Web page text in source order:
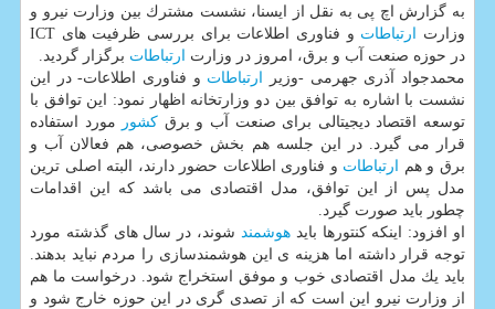
به گزارش اچ پی به نقل از ایسنا، نشست مشترك بین وزارت نیرو و
وزارت ارتباطات
و فناوری اطلاعات برای بررسی ظرفیت های ICT
در حوزه صنعت آب و برق، امروز در وزارت ارتباطات برگزار گردید.
محمدجواد آذری جهرمی -وزیر ارتباطات و فناوری اطلاعات- در این
نشست با اشاره به توافق بین دو وزارتخانه اظهار نمود: این توافق با
توسعه اقتصاد دیجیتالی برای صنعت آب و برق كشور
مورد استفاده
قرار می گیرد. در این جلسه هم بخش خصوصی، هم فعالان آب و
برق و هم ارتباطات و فناوری اطلاعات حضور دارند، البته اصلی ترین
مدل پس از این توافق، مدل اقتصادی می باشد كه این اقدامات
چطور باید صورت گیرد.
او افزود: اینكه كنتورها بایدهوشمند شوند، در سال های گذشته مورد
توجه قرار داشته اما هزینه ی این هوشمندسازی را مردم نباید بدهند.
باید یك مدل اقتصادی خوب و موفق استخراج شود. درخواست ما هم
از وزارت نیرو این است كه از تصدی گری در این حوزه خارج شود و